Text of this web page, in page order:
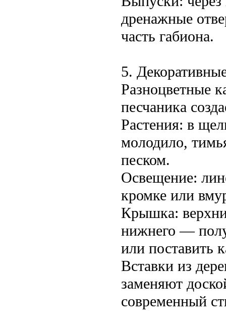
дренажные
часть габиона.
5.
Разноцветные
песчаника
Растения: в
молодило,
песком.
Освещение:
кромке или
Крышка:
нижнего —
или поставить
Вставки из
заменяют
современный